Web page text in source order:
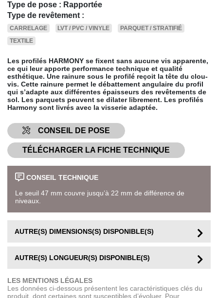
Type de pose : Rapportée
Type de revêtement :
CARRELAGE LVT / PVC / VINYLE
PARQUET / STRATIFIÉ
TEXTILE
Les profilés HARMONY se fixent sans aucune vis apparente,
ce qui leur apporte performance technique et qualité
esthétique. Une rainure sous le profilé reçoit la tête du clou-
vis. Cette rainure permet le débattement angulaire du profil
qui s’adapte aux différentes épaisseurs des revêtements de
sol. Les parquets peuvent se dilater librement. Les profilés
Harmony sont livrés avec la visserie adaptée.
CONSEIL DE POSE
TÉLÉCHARGER LA FICHE TECHNIQUE
CONSEIL TECHNIQUE
Le seuil 47 mm couvre jusqu’à 22 mm de différence de
niveaux.
AUTRE(S) DIMENSIONS(S) DISPONIBLE(S)
AUTRE(S) LONGUEUR(S) DISPONIBLE(S)
LES MENTIONS LÉGALES
Les données ci-dessous présentent les caractéristiques clés du
produit, dont certaines sont susceptibles d’évoluer. Pour